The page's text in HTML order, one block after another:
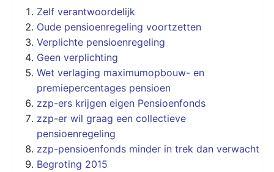
Zelf verantwoordelijk
Oude pensioenregeling voortzetten
Verplichte pensioenregeling
Geen verplichting
Wet verlaging maximumopbouw- en
premiepercentages pensioen
zzp-ers krijgen eigen Pensioenfonds
zzp-er wil graag een collectieve
pensioenregeling
zzp-pensioenfonds minder in trek dan verwacht
Begroting 2015